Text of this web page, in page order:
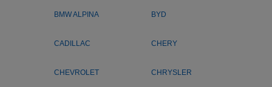
BMW ALPINA BYD
CADILLAC CHERY
CHEVROLET CHRYSLER